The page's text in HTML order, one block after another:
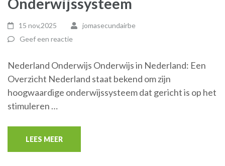
15 nov,2025
jomasecundairbe
Geef een reactie
Nederland Onderwijs Onderwijs in Nederland: Een
Overzicht Nederland staat bekend om zijn
hoogwaardige onderwijssysteem dat gericht is op het
stimuleren …
LEES MEER